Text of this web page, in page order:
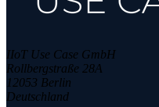
IIoT Use Case GmbH
Rollbergstraße 28A
12053 Berlin
Deutschland